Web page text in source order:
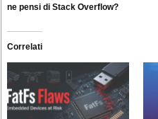
ne pensi di Stack Overflow?
Correlati